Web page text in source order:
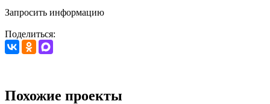
Запросить информацию
Поделиться:
Похожие проекты